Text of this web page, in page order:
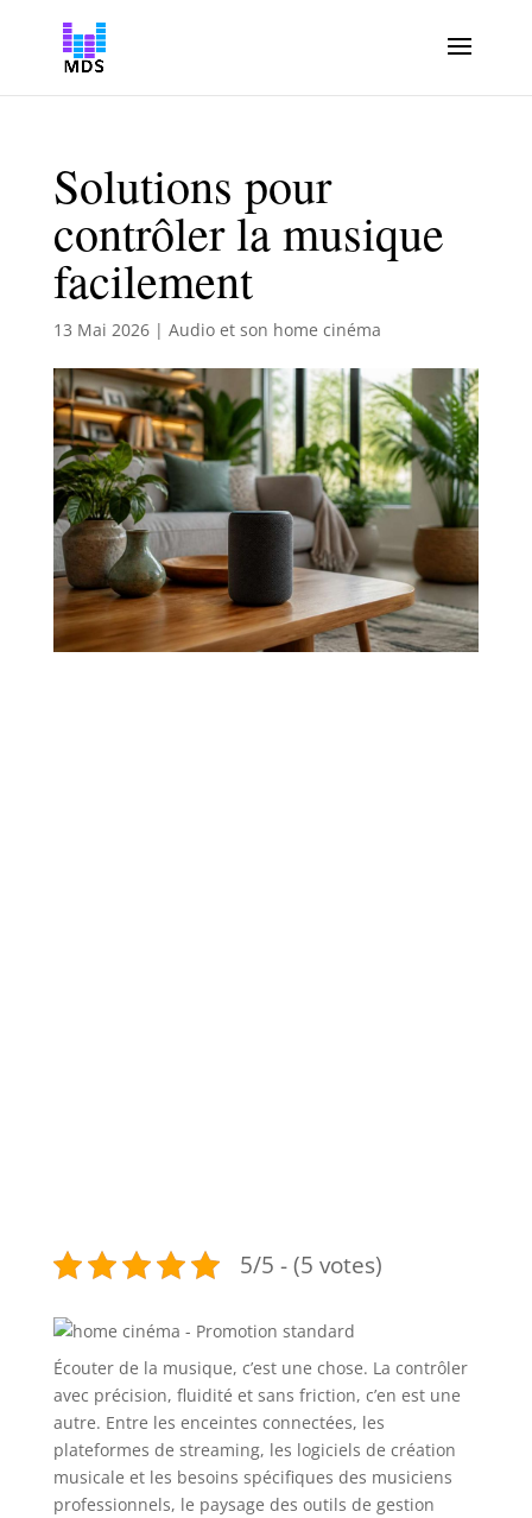
Solutions pour
contrôler la musique
facilement
13 Mai 2026| Audio et son home cinéma
5/5 - (5 votes)
Écouter de la musique, c’est une chose. La contrôler
avec précision, fluidité et sans friction, c’en est une
autre. Entre les enceintes connectées, les
plateformes de streaming, les logiciels de création
musicale et les besoins spécifiques des musiciens
professionnels, le paysage des outils de gestion